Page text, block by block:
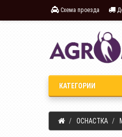
Схема проезда
КАТЕГОРИИ
ОСНАСТКА